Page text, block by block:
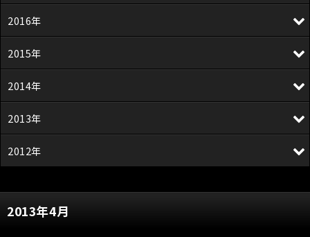
2013年4月
2016年
2015年
2014年
2013年
2012年